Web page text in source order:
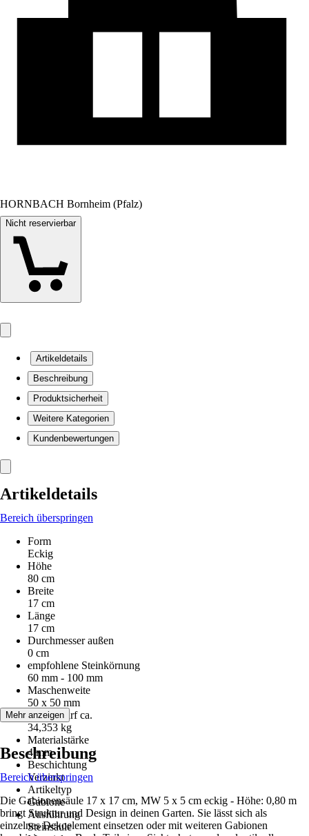
HORNBACH Bornheim (Pfalz)
Nicht reservierbar
Artikeldetails
Beschreibung
Produktsicherheit
Weitere Kategorien
Kundenbewertungen
Artikeldetails
Bereich überspringen
Form
Eckig
Höhe
80 cm
Breite
17 cm
Länge
17 cm
Durchmesser außen
0 cm
empfohlene Steinkörnung
60 mm - 100 mm
Maschenweite
50 x 50 mm
Steinbedarf ca.
34,353 kg
Materialstärke
4 mm
Beschichtung
Verzinkt
Artikeltyp
Gabione
Ausführung
Steinsäule
Mehr anzeigen
Beschreibung
Bereich überspringen
Die Gabionensäule 17 x 17 cm, MW 5 x 5 cm eckig - Höhe: 0,80 m
bringt Struktur und Design in deinen Garten. Sie lässt sich als
einzelnes Dekoelement einsetzen oder mit weiteren Gabionen